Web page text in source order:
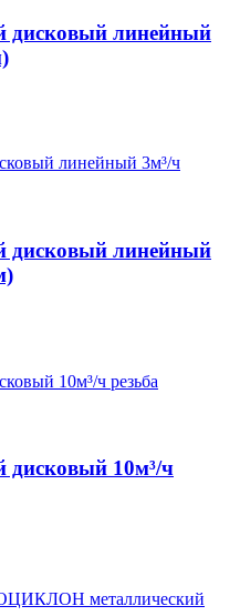
дисковый линейный
дисковый линейный
дисковый 10м³/ч